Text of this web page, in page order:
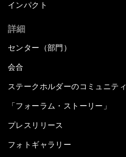
インパクト
詳細
センター（部門）
会合
ステークホルダーのコミュニティ
「フォーラム・ストーリー」
プレスリリース
フォトギャラリー